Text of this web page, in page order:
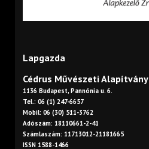
Lapgazda
Cédrus Művészeti Alapítvány
1136 Budapest, Pannónia u. 6.
Tel.: 06 (1) 247-6657
Mobil: 06 (30) 511-3762
Adószám: 18110661-2-41
Számlaszám: 11713012-21181665
ISSN 1588-1466